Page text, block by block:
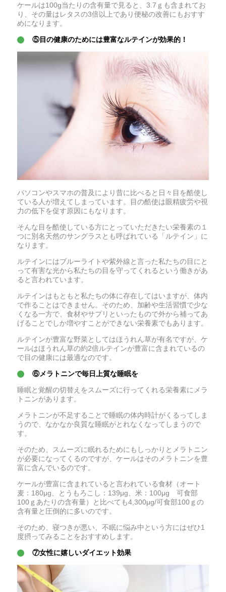
ケールは100g当たりの含有量で見ると、3.7ｇも含まれてお
り、その量はレタスの3倍以上であり便秘の改善にもおすす
めになります。
⑤目の健康のためには豊富なルテインが効果的！
パソコンやスマホの普及により昔に比べると日々目を酷使し
ている人が増えてしまっています。目の酷使は眼精疲労や視
力の低下を促す原因にもなります。
そんな目を酷使している方にとっていただきたい栄養素の１
つに別名天然のサングラスとも呼ばれている「ルテイン」に
なります。
ルテインにはブルーライトや紫外線と言った私たちの目にと
って有害な光から私たちの目を守ってくれるという働きがあ
ると言われています。
ルテインはもともと私たちの体に存在してはいますが、体内
で作ることはできません。そのため、加齢や生活習慣で少な
くなる一方で、食材やサプリといったもので外から補ってあ
げることでしか増やすことができない栄養素でもあります。
ルテインが豊富な野菜としてはほうれん草が有名ですが、ケ
ールはほうれん草の約2倍ルテインが豊富に含まれているの
で目の健康には最適なのです。
⑥メラトニンで毎日上質な睡眠を
睡眠と覚醒の切替えをスムーズに行ってくれる栄養素にメラ
トニンがあります。
メラトニンが不足することで睡眠の体内時計がくるってしま
うので、なかなか良質な睡眠がとれなくなってしまうので
す。
そのため、スムーズに眠れるためにもしっかりとメラトニン
が必要になってくるのですが、ケールはそのメラトニンを豊
富に含んでいるのです。
ケールが豊富に含まれていると言われている食材（オート
麦：180μg、とうもろこし：139μg、米：100μg 可食部
100ｇあたりの含有量）と比べても4,300μg/可食部100ｇの
含有量と圧倒的に多いのです。
そのため、寝つきが悪い、不眠に悩み中という方にはぜひ1
度摂ってみることをおすすめします。
⑦女性に嬉しいダイエット効果